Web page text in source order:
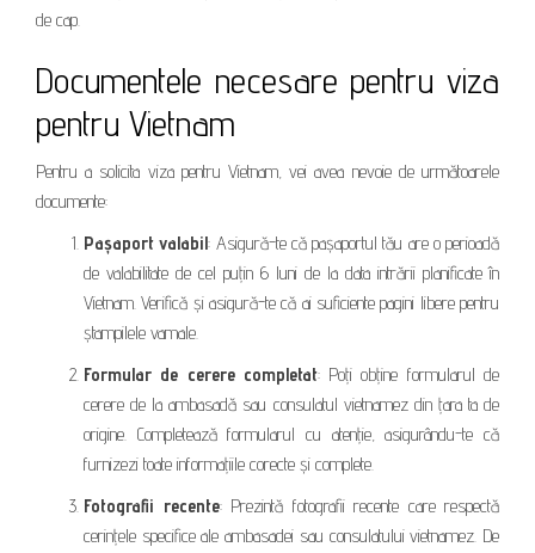
de cap.
Documentele necesare pentru viza
pentru Vietnam
Pentru a solicita viza pentru Vietnam, vei avea nevoie de următoarele
documente:
Pașaport valabil: Asigură-te că pașaportul tău are o perioadă
de valabilitate de cel puțin 6 luni de la data intrării planificate în
Vietnam. Verifică și asigură-te că ai suficiente pagini libere pentru
ștampilele vamale.
Formular de cerere completat: Poți obține formularul de
cerere de la ambasadă sau consulatul vietnamez din țara ta de
origine. Completează formularul cu atenție, asigurându-te că
furnizezi toate informațiile corecte și complete.
Fotografii recente: Prezintă fotografii recente care respectă
cerințele specifice ale ambasadei sau consulatului vietnamez. De